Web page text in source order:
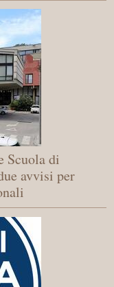
Scuola di
avvisi per